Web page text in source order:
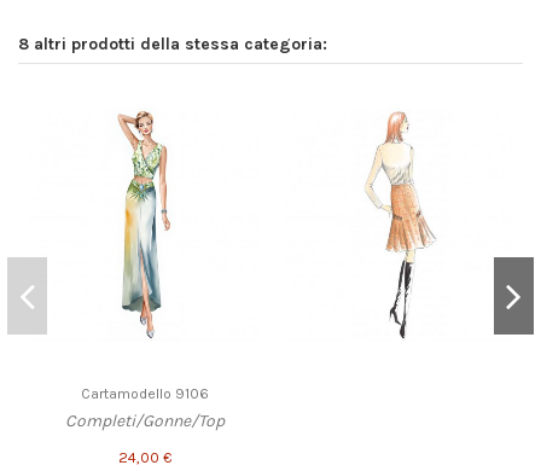
8 altri prodotti della stessa categoria:
Cartamodello 9106
Completi/Gonne/Top
24,00 €